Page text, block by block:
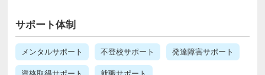
サポート体制
メンタルサポート 不登校サポート 発達障害サポート